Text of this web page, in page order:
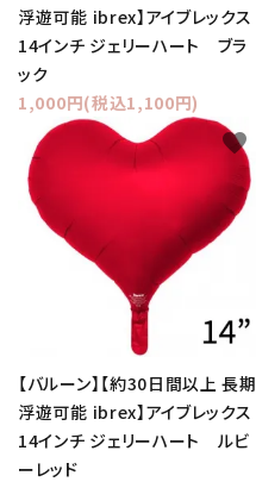
浮遊可能 ibrex】アイブレックス
14インチ ジェリーハート ブラ
ック
1,000円(税込1,100円)
【バルーン】【約30日間以上 長期
浮遊可能 ibrex】アイブレックス
14インチ ジェリーハート ルビ
ーレッド
favorite